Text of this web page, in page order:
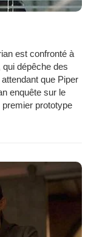
est confronté à
dépêche des
que Piper
enquête sur le
prototype